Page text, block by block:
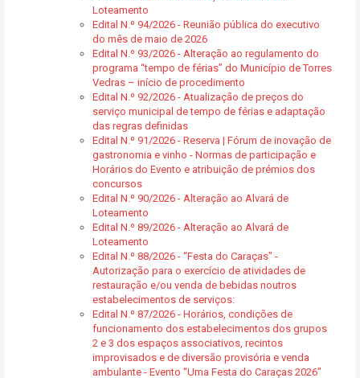
Loteamento
Edital N.º 94/2026 - Reunião pública do executivo
do mês de maio de 2026
Edital N.º 93/2026 - Alteração ao regulamento do
programa “tempo de férias” do Município de Torres
Vedras – início de procedimento
Edital N.º 92/2026 - Atualização de preços do
serviço municipal de tempo de férias e adaptação
das regras definidas
Edital N.º 91/2026 - Reserva | Fórum de inovação de
gastronomia e vinho - Normas de participação e
Horários do Evento e atribuição de prémios dos
concursos
Edital N.º 90/2026 - Alteração ao Alvará de
Loteamento
Edital N.º 89/2026 - Alteração ao Alvará de
Loteamento
Edital N.º 88/2026 - “Festa do Caraças” -
Autorização para o exercício de atividades de
restauração e/ou venda de bebidas noutros
estabelecimentos de serviços:
Edital N.º 87/2026 - Horários, condições de
funcionamento dos estabelecimentos dos grupos
2 e 3 dos espaços associativos, recintos
improvisados e de diversão provisória e venda
ambulante - Evento “Uma Festa do Caraças 2026”